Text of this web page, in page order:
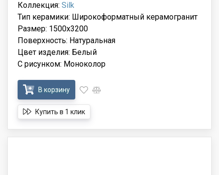
Коллекция: Silk
Тип керамики: Широкоформатный керамогранит
Размер: 1500x3200
Поверхность: Натуральная
Цвет изделия: Белый
С рисунком: Моноколор
В корзину
Купить в 1 клик